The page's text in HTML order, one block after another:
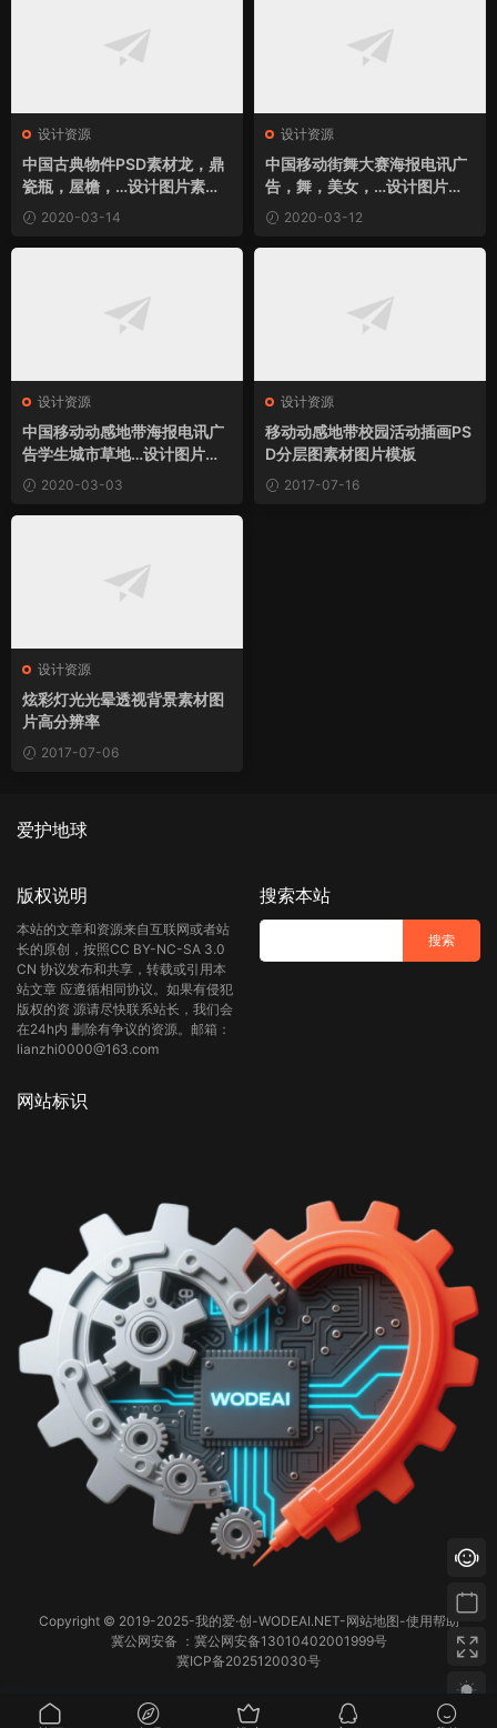
设计资源
中国古典物件PSD素材龙，鼎
瓷瓶，屋檐，…设计图片素材
下载2020-03-14
设计资源
中国移动街舞大赛海报电讯广
告，舞，美女，…设计图片素
材下载
2020-03-12
设计资源
中国移动动感地带海报电讯广
告学生城市草地…设计图片素
材下载
2020-03-03
设计资源
移动动感地带校园活动插画PS
D分层图素材图片模板
2017-07-16
设计资源
炫彩灯光光晕透视背景素材图
片高分辨率
2017-07-06
爱护地球
版权说明
本站的文章和资源来自互联网或者站
长的原创，按照CC BY-NC-SA 3.0
CN 协议发布和共享，转载或引用本
站文章 应遵循相同协议。如果有侵犯
版权的资 源请尽快联系站长，我们会
在24h内 删除有争议的资源。邮箱：
lianzhi0000@163.com
搜索本站
网站标识
Copyright © 2019-2025-我的爱·创-WODEAI.NET-网站地图-使用帮助
冀公网安备 ：冀公网安备13010402001999号
冀ICP备2025120030号